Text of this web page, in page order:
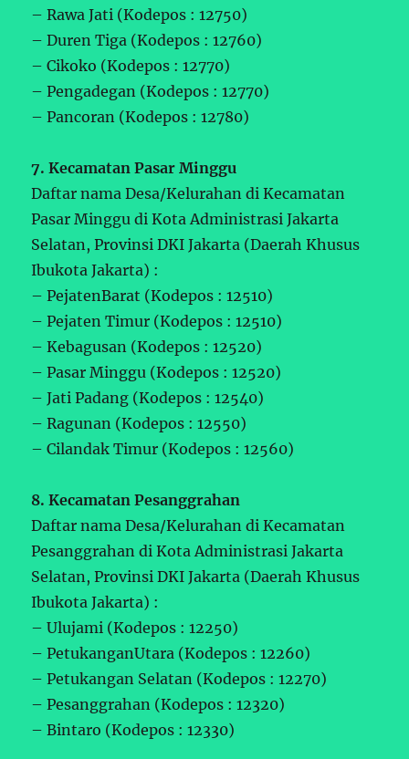
– Rawa Jati (Kodepos : 12750)
– Duren Tiga (Kodepos : 12760)
– Cikoko (Kodepos : 12770)
– Pengadegan (Kodepos : 12770)
– Pancoran (Kodepos : 12780)
7. Kecamatan Pasar Minggu
Daftar nama Desa/Kelurahan di Kecamatan
Pasar Minggu di Kota Administrasi Jakarta
Selatan, Provinsi DKI Jakarta (Daerah Khusus
Ibukota Jakarta) :
– PejatenBarat (Kodepos : 12510)
– Pejaten Timur (Kodepos : 12510)
– Kebagusan (Kodepos : 12520)
– Pasar Minggu (Kodepos : 12520)
– Jati Padang (Kodepos : 12540)
– Ragunan (Kodepos : 12550)
– Cilandak Timur (Kodepos : 12560)
8. Kecamatan Pesanggrahan
Daftar nama Desa/Kelurahan di Kecamatan
Pesanggrahan di Kota Administrasi Jakarta
Selatan, Provinsi DKI Jakarta (Daerah Khusus
Ibukota Jakarta) :
– Ulujami (Kodepos : 12250)
– PetukanganUtara (Kodepos : 12260)
– Petukangan Selatan (Kodepos : 12270)
– Pesanggrahan (Kodepos : 12320)
– Bintaro (Kodepos : 12330)